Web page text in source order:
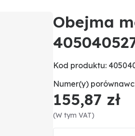
Obejma
Kod produktu:
Numer(y)
155,87 zł
(W tym VAT)